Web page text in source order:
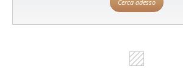
Cerca adesso